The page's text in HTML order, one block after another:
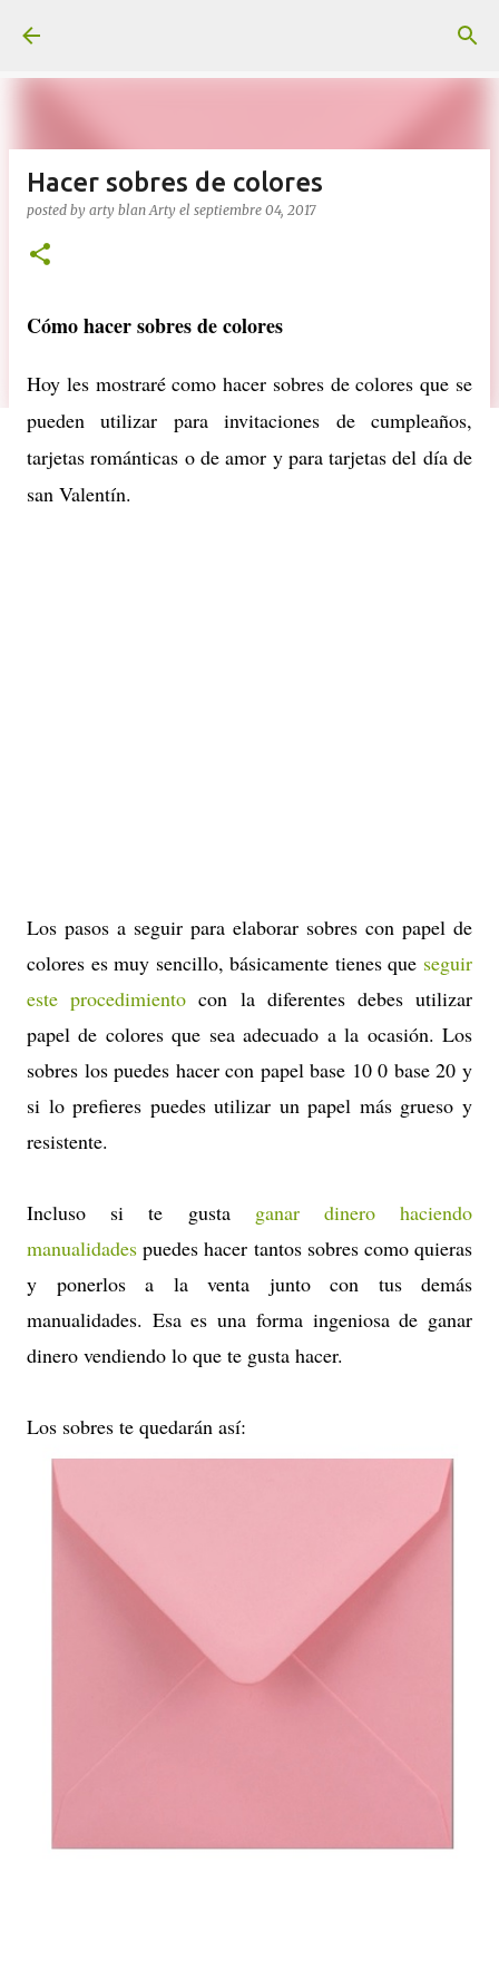
Hacer sobres de colores
posted by arty blanArty el septiembre 04, 2017
Cómo hacer sobres de colores
Hoy les mostraré como hacer sobres de colores que se
pueden utilizar para invitaciones de cumpleaños,
tarjetas románticas o de amor y para tarjetas del día de
san Valentín.
Los pasos a seguir para elaborar sobres con papel de
colores es muy sencillo, básicamente tienes que seguir
este procedimiento con la diferentes debes utilizar
papel de colores que sea adecuado a la ocasión. Los
sobres los puedes hacer con papel base 10 0 base 20 y
si lo prefieres puedes utilizar un papel más grueso y
resistente.
Incluso si te gusta ganar dinero haciendo
manualidades puedes hacer tantos sobres como quieras
y ponerlos a la venta junto con tus demás
manualidades. Esa es una forma ingeniosa de ganar
dinero vendiendo lo que te gusta hacer.
Los sobres te quedarán así: